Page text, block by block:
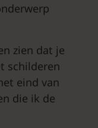
zien dat je
schilderen
eind van
die ik de